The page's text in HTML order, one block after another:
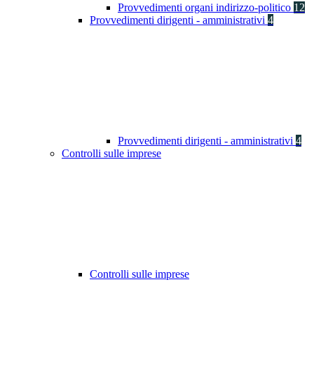
Provvedimenti organi indirizzo-politico 12
Provvedimenti dirigenti - amministrativi 4
Provvedimenti dirigenti - amministrativi 4
Controlli sulle imprese
Controlli sulle imprese